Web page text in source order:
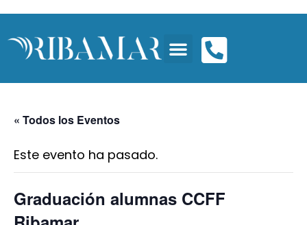
« Todos los Eventos
Este evento ha pasado.
Graduación alumnas CCFF